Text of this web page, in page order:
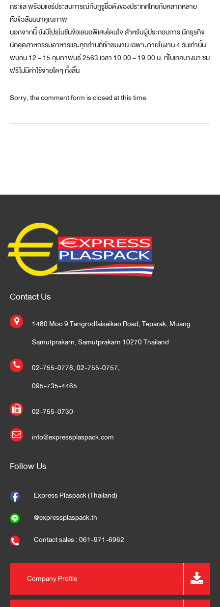
กระแส พร้อมแชร์ประสบการณ์กับกูรูชื่อดังของประเทศไทยกับหลากหลาย
หัวข้อสัมมนาคุณภาพ
นอกจากนี้ ยังมีโปรโมชั่นข้อเสนอพิเศษโดนใจ สำหรับผู้ประกอบการ นักธุรกิจ
นักอุตสาหกรรมอาหารและทุกท่านที่เข้าชมงาน เฉพาะภายในงาน 4 วันเท่านั้น
พบกัน 12 – 15 กุมภาพันธ์ 2563 เวลา 10.00 – 19.00 น. ที่ไบเทคบางนา ชม
ฟรีไม่มีค่าใช้จ่ายใดๆ ทั้งสิ้น
Sorry, the comment form is closed at this time.
Contact Us
1480 Moo 9 Tangrodfaisaikao Road, Teparak, Muang
Samutprakarn, Samutprakarn 10270 Thailand
02-755-0778,02-755-0757,
095-735-4465
02-755-0730
info@expressplaspack.com
Follow Us
Express Plaspack (Thailand)
@expressplaspack.th
Contact sales : 061-971-6962
Company Profile